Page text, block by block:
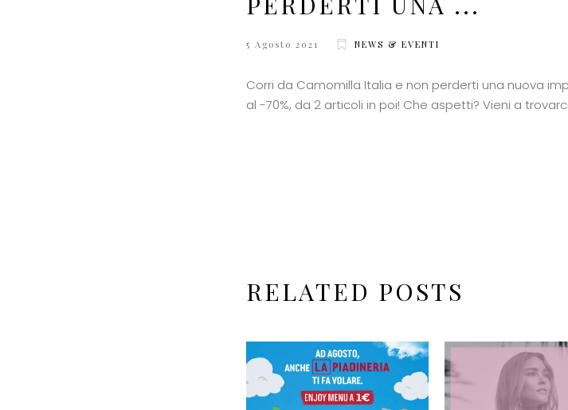
5 Agosto 2021 NEWS & EVENTI
Corri da Camomilla Italia e non perderti una nuova
al -70%, da 2 articoli in poi! Che aspetti? Vieni a
RELATED POSTS